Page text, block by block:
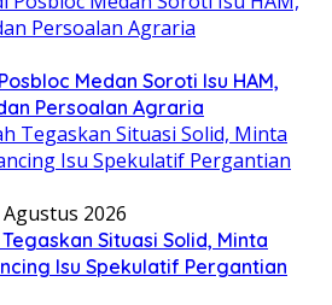
Medan Soroti Isu HAM,
Persoalan Agraria
2026
Situasi Solid, Minta
Isu Spekulatif Pergantian